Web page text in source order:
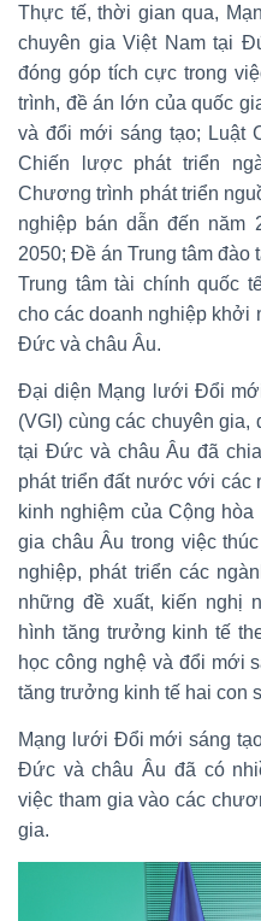
Thực tế, thời gian qua,
chuyên gia Việt Nam tại
đóng góp tích cực trong
trình, đề án lớn của quốc
và đổi mới sáng tạo; Luật
Chiến lược phát triển
Chương trình phát triển
nghiệp bán dẫn đến năm
2050; Đề án Trung tâm đào
Trung tâm tài chính quốc
cho các doanh nghiệp khởi
Đức và châu Âu.
Đại diện Mạng lưới Đổi
(VGI) cùng các chuyên
tại Đức và châu Âu đã
phát triển đất nước với các
kinh nghiệm của Cộng
gia châu Âu trong việc
nghiệp, phát triển các
những đề xuất, kiến nghị
hình tăng trưởng kinh tế
học công nghệ và đổi mới
tăng trưởng kinh tế hai con
Mạng lưới Đổi mới sáng
Đức và châu Âu đã có
việc tham gia vào các
gia.